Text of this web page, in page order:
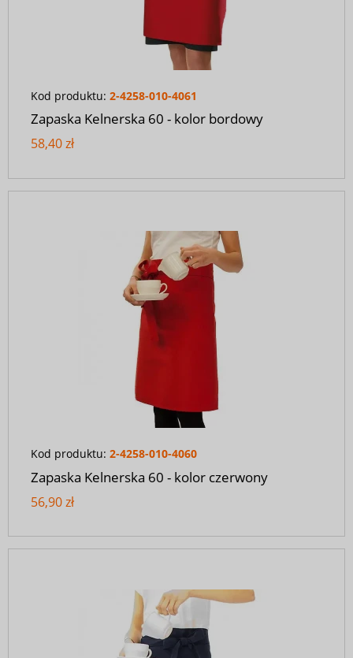
Kod produktu: 2-4258-010-4061
Zapaska Kelnerska 60 - kolor bordowy
58,40 zł
Kod produktu: 2-4258-010-4060
Zapaska Kelnerska 60 - kolor czerwony
56,90 zł